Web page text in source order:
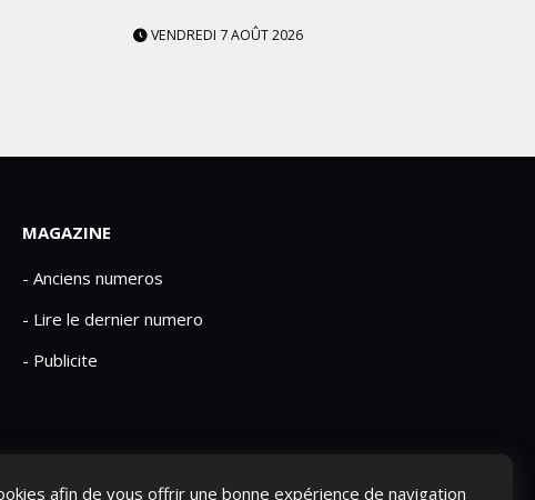
VENDREDI 7 AOÛT 2026
afin de vous offrir une bonne expérience de navigation
MAGAZINE
- Anciens numeros
- Lire le dernier numero
- Publicite